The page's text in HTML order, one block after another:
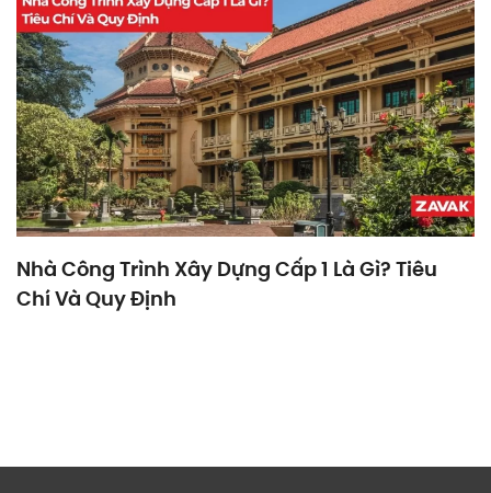
Nhà Công Trình Xây Dựng Cấp 1 Là Gì? Tiêu
Chí Và Quy Định